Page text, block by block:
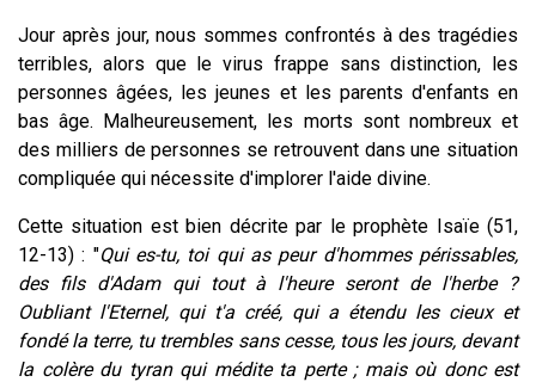
Jour après jour, nous sommes confrontés à des tragédies
terribles, alors que le virus frappe sans distinction, les
personnes âgées, les jeunes et les parents d'enfants en
bas âge. Malheureusement, les morts sont nombreux et
des milliers de personnes se retrouvent dans une situation
compliquée qui nécessite d'implorer l'aide divine.
Cette situation est bien décrite par le prophète Isaïe (51,
12-13) : "Qui es-tu, toi qui as peur d'hommes périssables,
des fils d'Adam qui tout à l'heure seront de l'herbe ?
Oubliant l'Eternel, qui t'a créé, qui a étendu les cieux et
fondé la terre, tu trembles sans cesse, tous les jours, devant
la colère du tyran qui médite ta perte ; mais où donc est